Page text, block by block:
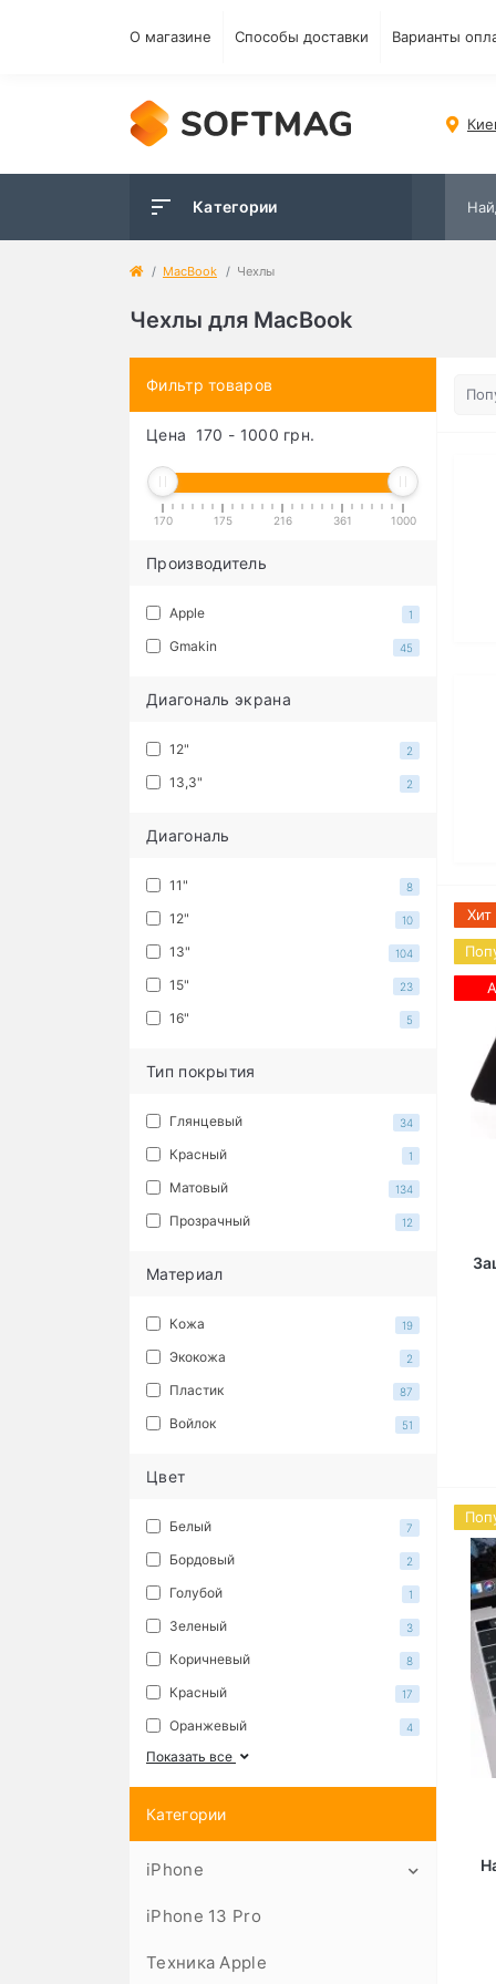
О магазине Способы доставки Варианты
Категории
MacBook Чехлы
Чехлы для MacBook
Фильтр товаров
Цена 170 - 1000 грн.
170 175 216 361 1000
Производитель
Apple 1
Gmakin 45
Диагональ экрана
12" 2
13,3" 2
Диагональ
11" 8
12" 10
13" 104
15" 23
16" 5
Тип покрытия
Глянцевый 34
Красный 1
Матовый 134
Прозрачный 12
Материал
Кожа 19
Экокожа 2
Пластик 87
Войлок 51
Цвет
Белый 7
Бордовый 2
Голубой 1
Зеленый 3
Коричневый 8
Красный 17
Оранжевый 4
Показать все
Категории
iPhone
Чехлы
iPhone 14
Защитные стекла
iPhone 13 Pro
Техника Apple